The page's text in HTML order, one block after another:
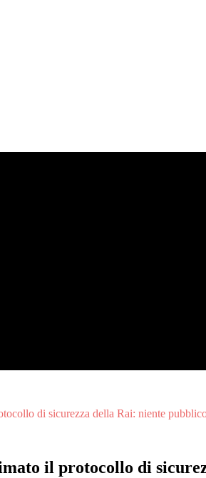
di sicurezza della Rai: niente
il protocollo di